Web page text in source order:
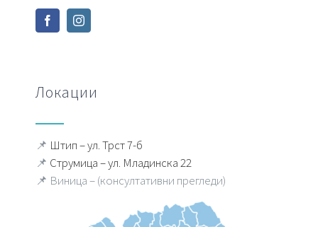
Локации
📌 Штип – ул. Трст 7-б
📌 Струмица – ул. Младинска 22
📌 Виница – (консултативни прегледи)